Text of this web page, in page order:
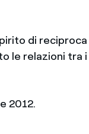
di
le relazioni tra
2012.